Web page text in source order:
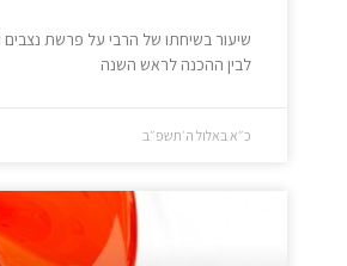
שיעור בשיחתו של הרבי על פרשת נצבים
לבין ההכנה לראש השנה
כ״א באלול ה׳תשפ״ב